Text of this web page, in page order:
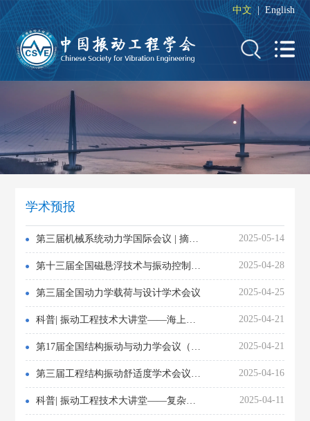
中文|English
学术预报
第三届机械系统动力学国际会议 | 摘要提交截止日期延长至6月15日 2025-05-14
第十三届全国磁悬浮技术与振动控制学术会议（第二轮征文通知） 2025-04-28
第三届全国动力学载荷与设计学术会议 2025-04-25
科普| 振动工程技术大讲堂——海上风力发电机组钢支撑结构的耐久性与疲劳设计 2025-04-21
第17届全国结构振动与动力学会议（一号通知） 2025-04-21
第三届工程结构振动舒适度学术会议（一号通知） 2025-04-16
科普| 振动工程技术大讲堂——复杂环境条件海上风电安全高效开发技术创新和工程实践 2025-04-11